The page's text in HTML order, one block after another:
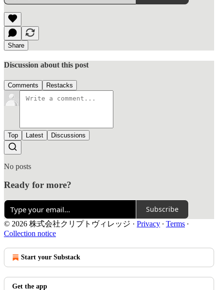
Share
Discussion about this post
Comments Restacks
Top Latest Discussions
No posts
Ready for more?
Subscribe
© 2026 株式会社クリプトヴィレッジ · Privacy ∙ Terms ∙
Collection notice
Start your Substack
Get the app